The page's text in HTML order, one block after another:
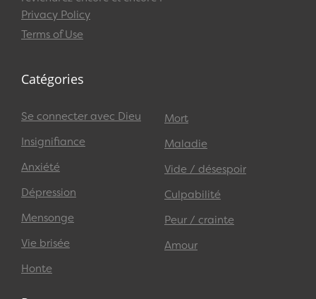
Privacy Policy
Terms of Use
Catégories
Se connecter avec Dieu
Insignifiance
Anxiété
Dépression
Mensonge
Vie brisée
Honte
Mort
Maladie
Vide / désespoir
Culpabilité
Peur / crainte
Amour